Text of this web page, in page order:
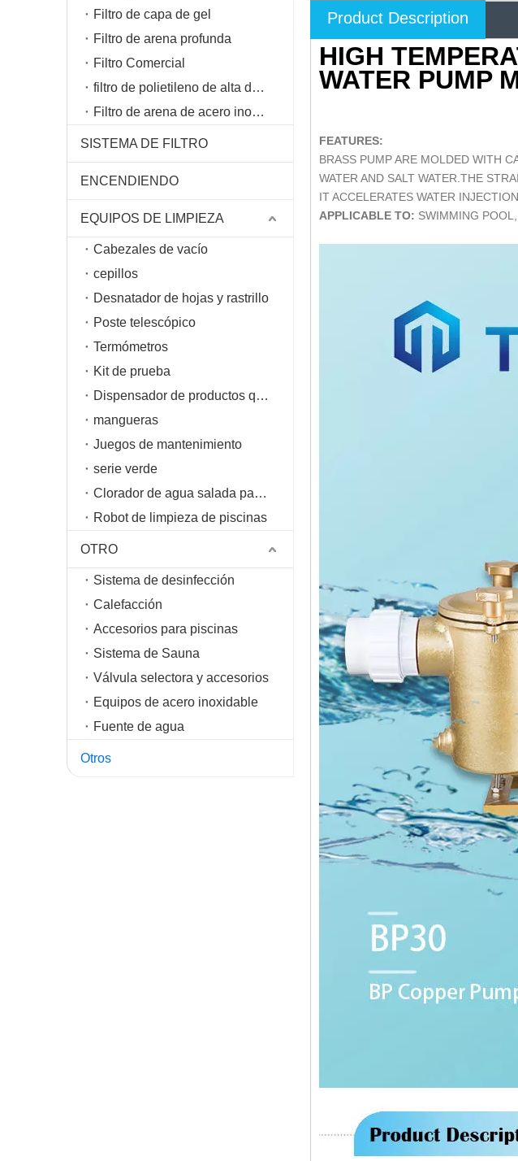
Filtro de capa de gel
Filtro de arena profunda
Filtro Comercial
filtro de polietileno de alta densidad
Filtro de arena de acero inoxidable
SISTEMA DE FILTRO
ENCENDIENDO
EQUIPOS DE LIMPIEZA
Cabezales de vacío
cepillos
Desnatador de hojas y rastrillo
Poste telescópico
Termómetros
Kit de prueba
Dispensador de productos químicos
mangueras
Juegos de mantenimiento
serie verde
Clorador de agua salada para piscinas
Robot de limpieza de piscinas
OTRO
Sistema de desinfección
Calefacción
Accesorios para piscinas
Sistema de Sauna
Válvula selectora y accesorios
Equipos de acero inoxidable
Fuente de agua
Otros
Product Description
HIGH
WATER PUMP
FEATURES:
BRASS PUMP ARE MOLDED WITH
WATER AND SALT WATER.THE
IT ACCELERATES WATER
APPLICABLE TO: SWIMMING